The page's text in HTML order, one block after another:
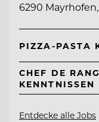
6290
PIZZA-PASTA
CHEF DE
KENNTNISSEN
Entdecke alle Jobs